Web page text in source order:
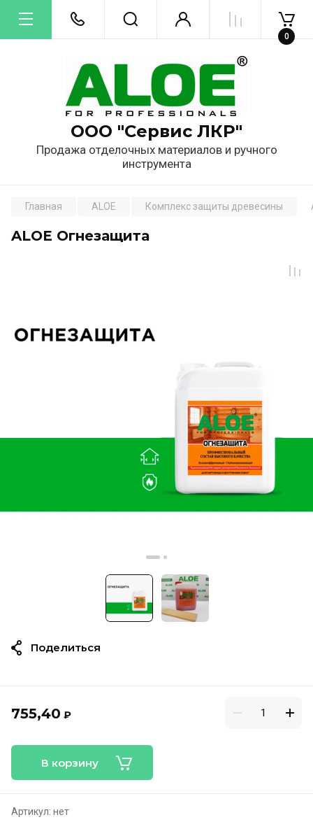
ООО "Сервис ЛКР"
Продажа отделочных материалов и ручного
инструмента
0
Главная ALOE Комплекс защиты древесины
ALOE Огнезащита
755,40 ₽
В корзину
Артикул: нет
Поделиться